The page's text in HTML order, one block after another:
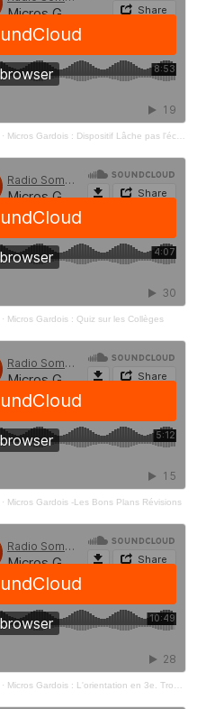
· Micros Gardois : Dispositif Lâche pas l'école
· Micros Gardois : Quiz sur les Collèges
· Micros Gardois -Les Bons Plans Révisions
· Micros Gardois : L'orientation en 3e. Trop tôt pour se mettre la pression ?